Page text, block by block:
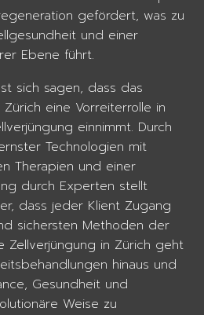
gefördert, was zu
und einer
Ebene führt.
sich sagen, dass das
eine Vorreiterrolle in
einnimmt. Durch
Technologien mit
Therapien und einer
durch Experten stellt
dass jeder Klient Zugang
sichersten Methoden der
Zellverjüngung in Zürich geht
hinaus und
Gesundheit und
Weise zu